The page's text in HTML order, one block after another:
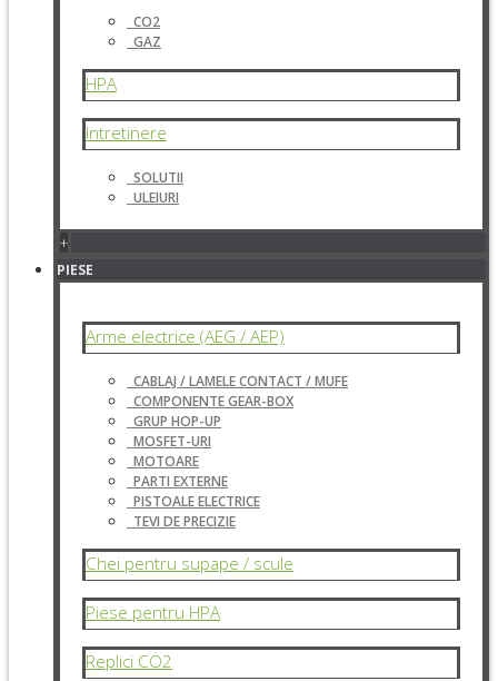
CO2
GAZ
HPA
Intretinere
SOLUTII
ULEIURI
+
PIESE
Arme electrice (AEG / AEP)
CABLAJ / LAMELE CONTACT / MUFE
COMPONENTE GEAR-BOX
GRUP HOP-UP
MOSFET-URI
MOTOARE
PARTI EXTERNE
PISTOALE ELECTRICE
TEVI DE PRECIZIE
Chei pentru supape / scule
Piese pentru HPA
Replici CO2